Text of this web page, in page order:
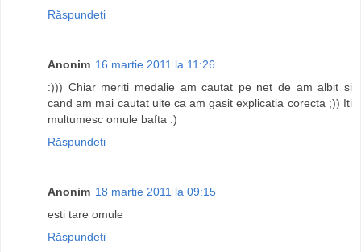
Răspundeți
Anonim 16 martie 2011 la 11:26
:))) Chiar meriti medalie am cautat pe net de am albit si
cand am mai cautat uite ca am gasit explicatia corecta ;)) Iti
multumesc omule bafta :)
Răspundeți
Anonim 18 martie 2011 la 09:15
esti tare omule
Răspundeți